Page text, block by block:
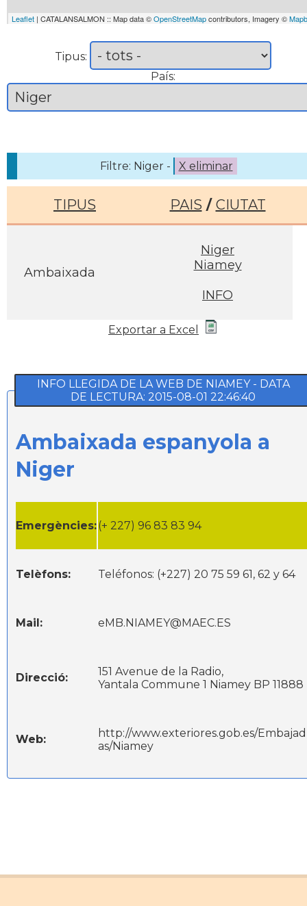
Leaflet | CATALANSALMON :: Map data ©OpenStreetMapcontributors, Imagery ©
Tipus:
País:
Filtre: Niger - X eliminar
TIPUS PAIS / CIUTAT
Ambaixada
Niger
Niamey
INFO
Exportar a Excel
INFO LLEGIDA DE LA WEB DE NIAMEY - DATA
DE LECTURA: 2015-08-01 22:46:40
Ambaixada espanyola a
Niger
Emergències: (+ 227) 96 83 83 94
Telèfons: Teléfonos: (+227) 20 75 59 61, 62 y 64
Mail: eMB.NIAMEY@MAEC.ES
Direcció:
151 Avenue de la Radio,
Yantala Commune 1 Niamey BP 11888
Web:
http://www.exteriores.gob.es/Embajad
as/Niamey